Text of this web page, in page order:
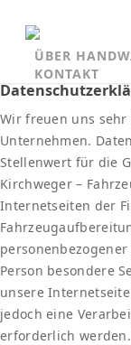
ÜBER
KONTAKT
Wir freuen uns
Unternehmen.
Stellenwert für die
Kirchweger –
Internetseiten der
Person besondere
unsere
jedoch eine
erforderlich